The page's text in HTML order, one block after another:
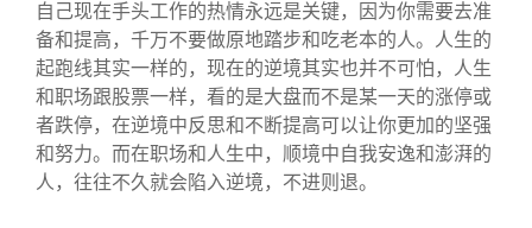
自己现在手头工作的热情永远是关键，因为你需要去准
备和提高，千万不要做原地踏步和吃老本的人。人生的
起跑线其实一样的，现在的逆境其实也并不可怕，人生
和职场跟股票一样，看的是大盘而不是某一天的涨停或
者跌停，在逆境中反思和不断提高可以让你更加的坚强
和努力。而在职场和人生中，顺境中自我安逸和澎湃的
人，往往不久就会陷入逆境，不进则退。